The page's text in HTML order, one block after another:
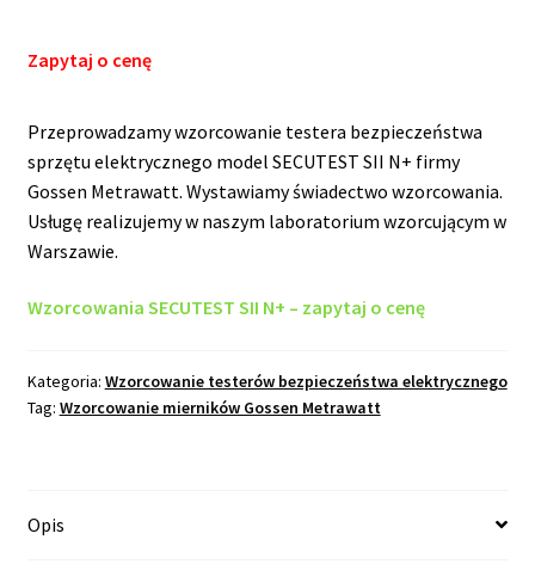
Zapytaj o cenę
Przeprowadzamy wzorcowanie testera bezpieczeństwa
sprzętu elektrycznego model SECUTEST SII N+ firmy
Gossen Metrawatt. Wystawiamy świadectwo wzorcowania.
Usługę realizujemy w naszym laboratorium wzorcującym w
Warszawie.
Wzorcowania SECUTEST SII N+ – zapytaj o cenę
Kategoria: Wzorcowanie testerów bezpieczeństwa elektrycznego
Tag: Wzorcowanie mierników Gossen Metrawatt
Opis